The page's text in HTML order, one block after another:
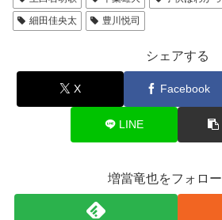
細田佳央太
豊川悦司
シェアする
X Facebook
LINE
増當竜也をフォロ